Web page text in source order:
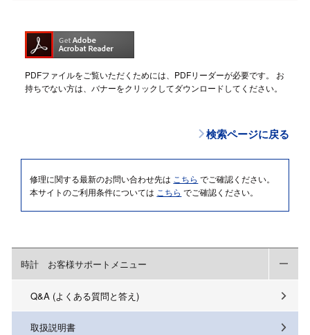
PDFファイルをご覧いただくためには、PDFリーダーが必要です。 お
持ちでない方は、バナーをクリックしてダウンロードしてください。
検索ページに戻る
修理に関する最新のお問い合わせ先は こちら でご確認ください。
本サイトのご利用条件については こちら でご確認ください。
時計 お客様サポートメニュー
Q&A (よくある質問と答え)
取扱説明書